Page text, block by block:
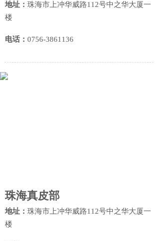
地址： 珠海市上冲华威路112号中之华大厦一
楼
电话 ： 0756-3861136
珠海真皮部
地址： 珠海市上冲华威路112号中之华大厦一
楼